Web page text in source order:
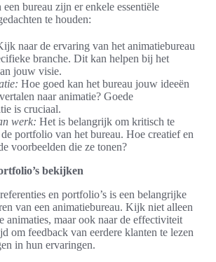
bureau zijn er enkele essentiële
te houden:
naar de ervaring van het animatiebureau
branche. Dit kan helpen bij het
jouw visie.
Hoe goed kan het bureau jouw ideeën
naar animatie? Goede
is cruciaal.
werk: Het is belangrijk om kritisch te
portfolio van het bureau. Hoe creatief en
voorbeelden die ze tonen?
bekijken
en portfolio’s is een belangrijke
van een animatiebureau. Kijk niet alleen
animaties, maar ook naar de effectiviteit
om feedback van eerdere klanten te lezen
in hun ervaringen.